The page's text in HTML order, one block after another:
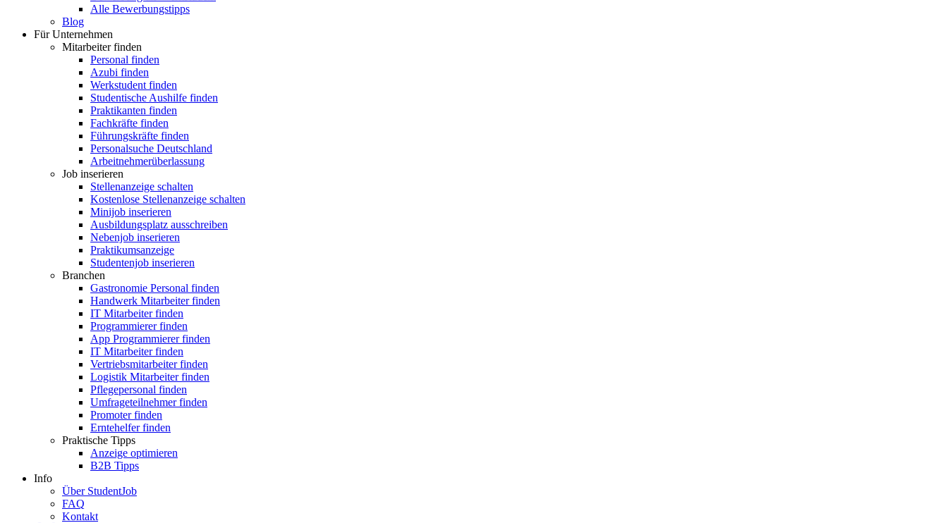
Alle Bewerbungstipps
Blog
Für Unternehmen
Mitarbeiter finden
Personal finden
Azubi finden
Werkstudent finden
Studentische Aushilfe finden
Praktikanten finden
Fachkräfte finden
Führungskräfte finden
Personalsuche Deutschland
Arbeitnehmerüberlassung
Job inserieren
Stellenanzeige schalten
Kostenlose Stellenanzeige schalten
Minijob inserieren
Ausbildungsplatz ausschreiben
Nebenjob inserieren
Praktikumsanzeige
Studentenjob inserieren
Branchen
Gastronomie Personal finden
Handwerk Mitarbeiter finden
IT Mitarbeiter finden
Programmierer finden
App Programmierer finden
IT Mitarbeiter finden
Vertriebsmitarbeiter finden
Logistik Mitarbeiter finden
Pflegepersonal finden
Umfrageteilnehmer finden
Promoter finden
Erntehelfer finden
Praktische Tipps
Anzeige optimieren
B2B Tipps
Info
Über StudentJob
FAQ
Kontakt